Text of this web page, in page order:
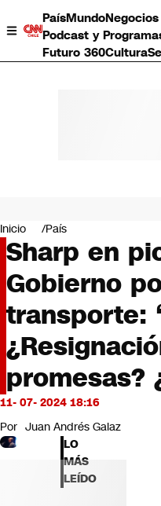
PaísMundoNegocios
Podcast y
Futuro 360Cultura
Negocios
Deportes
Programas completos
Cultura
Servicios
Bits
CNN tiempo
Futuro 360
Opinión
Inicio País
Sharp en
Gobierno
transporte:
promesas?
11- 07- 2024 18:16
Por Juan Andrés Galaz
LO
MÁS
LEÍDO